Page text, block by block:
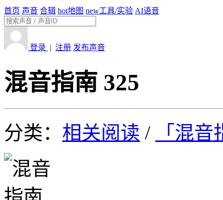
首页 声音 合辑 hot地图 new工具/实验 AI语音
登录 | 注册 发布声音
混音指南 325
分类： 相关阅读 / 「混